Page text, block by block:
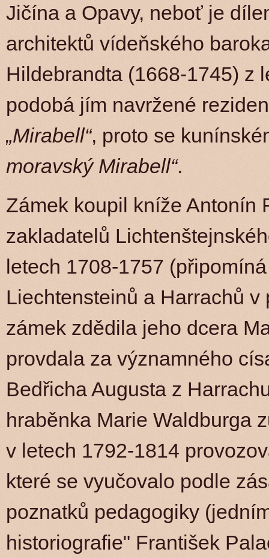
Jičína a Opavy, neboť je
architektů vídeňského
Hildebrandta (1668-1745) z
podobá jím navržené
„Mirabell“, proto se
moravský Mirabell“.
Zámek koupil kníže Antonín
zakladatelů
letech 1708-1757
Liechtensteinů a Harrachů
zámek zdědila jeho dcera
provdala za významného
Bedřicha Augusta z
hraběnka Marie Waldburga
v letech 1792-1814
které se vyučovalo podle
poznatků pedagogiky
historiografie" František